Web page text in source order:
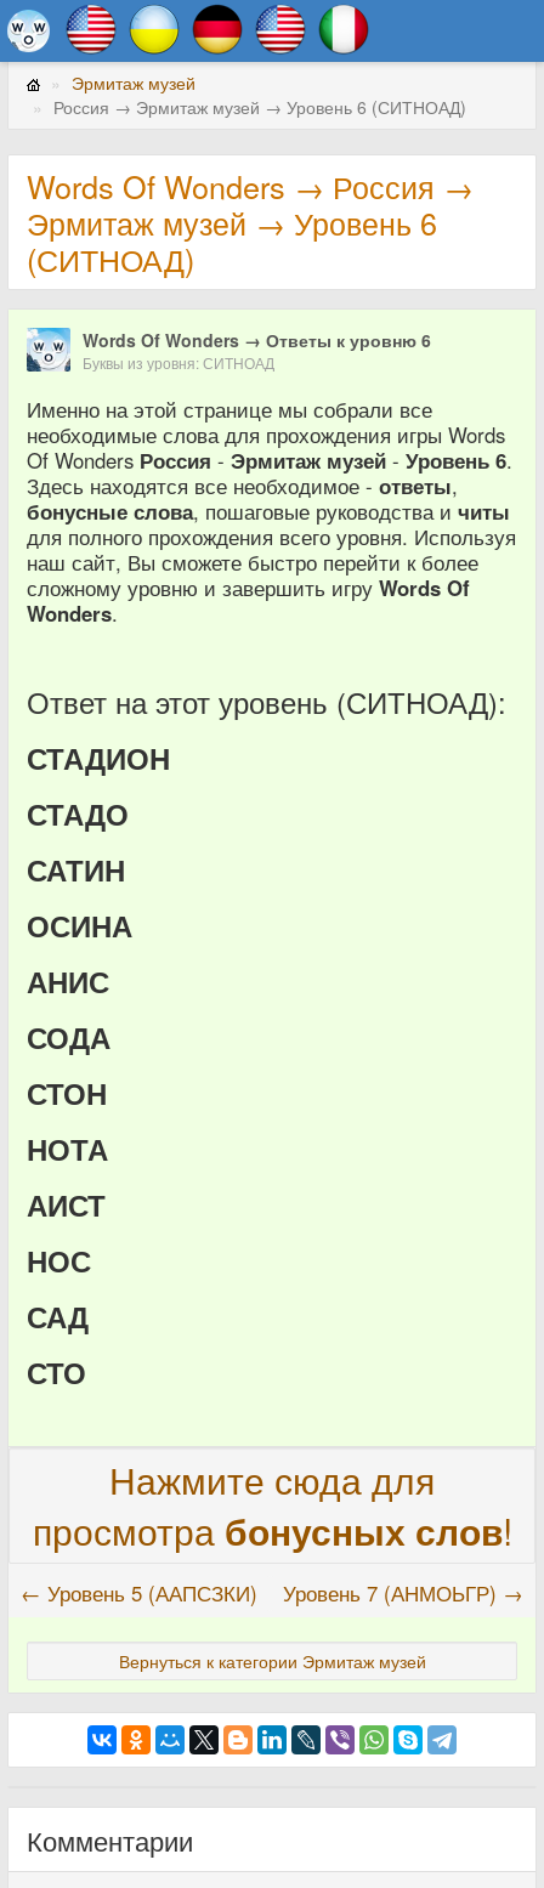
Эрмитаж музей
Россия → Эрмитаж музей → Уровень 6 (СИТНОАД)
Words Of Wonders → Россия →
Эрмитаж музей → Уровень 6
(СИТНОАД)
Words Of Wonders → Ответы к уровню 6
Буквы из уровня: СИТНОАД
Именно на этой странице мы собрали все
необходимые слова для прохождения игры Words
Of Wonders Россия - Эрмитаж музей - Уровень 6.
Здесь находятся все необходимое - ответы,
бонусные слова, пошаговые руководства и читы
для полного прохождения всего уровня. Используя
наш сайт, Вы сможете быстро перейти к более
сложному уровню и завершить игру Words Of
Wonders.
Ответ на этот уровень (СИТНОАД):
СТАДИОН
СТАДО
САТИН
ОСИНА
АНИС
СОДА
СТОН
НОТА
АИСТ
НОС
САД
СТО
Нажмите сюда для
просмотра бонусных слов!
← Уровень 5 (ААПСЗКИ) Уровень 7 (АНМОЬГР) →
Вернуться к категории Эрмитаж музей
Комментарии